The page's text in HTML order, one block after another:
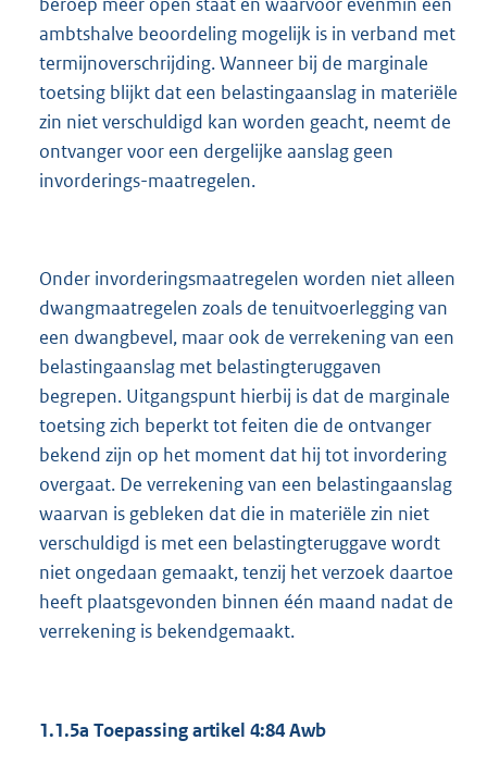
ambtshalve beoordeling mogelijk is in verband met
termijnoverschrijding. Wanneer bij de marginale
toetsing blijkt dat een belastingaanslag in materiële
zin niet verschuldigd kan worden geacht, neemt de
ontvanger voor een dergelijke aanslag geen
invorderings-maatregelen.
Onder invorderingsmaatregelen worden niet alleen
dwangmaatregelen zoals de tenuitvoerlegging van
een dwangbevel, maar ook de verrekening van een
belastingaanslag met belastingteruggaven
begrepen. Uitgangspunt hierbij is dat de marginale
toetsing zich beperkt tot feiten die de ontvanger
bekend zijn op het moment dat hij tot invordering
overgaat. De verrekening van een belastingaanslag
waarvan is gebleken dat die in materiële zin niet
verschuldigd is met een belastingteruggave wordt
niet ongedaan gemaakt, tenzij het verzoek daartoe
heeft plaatsgevonden binnen één maand nadat de
verrekening is bekendgemaakt.
1.1.5a Toepassing artikel 4:84 Awb